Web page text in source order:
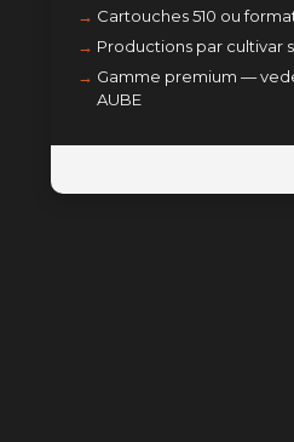
Cartouches 510 ou
Productions par cultivar
Gamme premium —
AUBE